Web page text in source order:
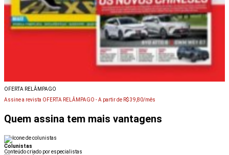
OFERTA RELÂMPAGO
Assine a revista OFERTA RELÂMPAGO -A partir de R$ 39,80/mês
Quem assina tem mais vantagens
Colunistas
Conteúdo criado por especialistas